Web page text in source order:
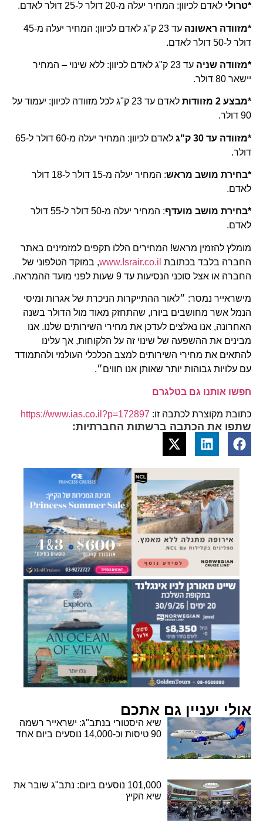
*טרולי לאדם לכיוון: המחיר יעלה מ-20 דולר ל-25 דולר לאדם.
*מזוודה ראשונה
עד 23 ק"ג לאדם לכיוון: המחיר יעלה מ-45
דולר ל-50 דולר לאדם.
*מזוודה שניה
עד 23 ק"ג לאדם לכיוון: ללא שינוי – המחיר
יישאר 80 דולר.
*מבצע 2 מזוודות
לאדם עד 23 ק"ג לכל מזוודה לכיוון: יעמוד על
90 דולר.
*מזוודה עד 30 ק"ג
לאדם לכיוון: המחיר יעלה מ-60 דולר ל-65
דולר.
*בחירת מושב מראש
: המחיר יעלה מ-15 דולר ל-18 דולר
לאדם.
*בחירת מושב מועדף
: המחיר יעלה מ-50 דולר ל-55 דולר
לאדם.
מומלץ להזמין מראש! המחירים הללו תקפים למזמינים באתר
החברה בלבד בכתובת www.Israir.co.il, במוקד הטלפוני של
החברה או אצל סוכני הנסיעות עד 9 שעות לפני מועד ההמראה.
מישראייר נמסר: ״לאור ההתייקרות הניכרת של אגרות ומיסי
הנמל אשר מחושבים ביורו, שהתחזק מאוד מול הדולר בשנה
האחרונה, אנו נאלצים לעדכן את מחירי השירותים שלנו. אנו
מבינים את ההשפעה של שינוי זה על הלקוחות, אך עלינו
להתאים את מחירי השירותים למצב הכלכלי העולמי ולהתמודד
עם עלויות גבוהות יותר שאותן אנו חווים״.
חפשו אותנו גם בטלגרם
כתובת מקוצרת לכתבה זו: https://www.ias.co.il?p=172897
שתפו את הכתבה ברשתות החברתיות:
אולי יעניין גם אתכם
שיא היסטורי בנתב"ג: ישראייר רשמה
90 טיסות וכ-14,000 נוסעים ביום אחד
101,000 נוסעים ביום: נתב"ג שובר את
שיא הקיץ